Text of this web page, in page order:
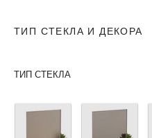
ТИП СТЕКЛА И ДЕКОРА
ТИП СТЕКЛА